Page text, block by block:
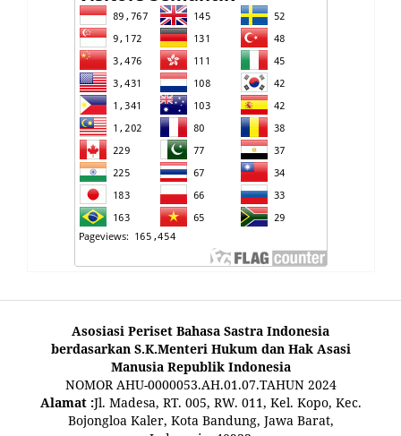
Asosiasi Periset Bahasa Sastra Indonesia
berdasarkan S.K.Menteri Hukum dan Hak Asasi
Manusia Republik Indonesia
NOMOR AHU-0000053.AH.01.07.TAHUN 2024
Alamat :Jl. Madesa, RT. 005, RW. 011, Kel. Kopo, Kec.
Bojongloa Kaler, Kota Bandung, Jawa Barat,